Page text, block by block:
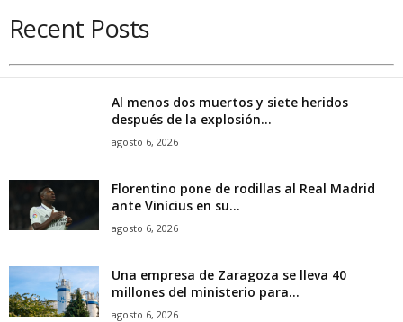
Recent Posts
Al menos dos muertos y siete heridos
después de la explosión...
agosto 6, 2026
Florentino pone de rodillas al Real Madrid
ante Vinícius en su...
agosto 6, 2026
Una empresa de Zaragoza se lleva 40
millones del ministerio para...
agosto 6, 2026